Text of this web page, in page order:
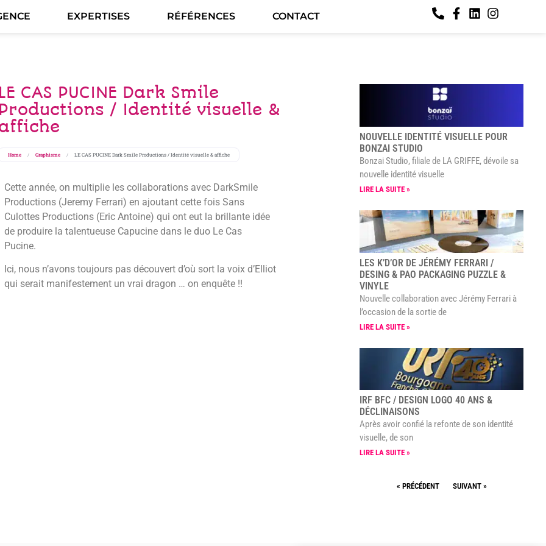
EXPERTISES RÉFÉRENCES CONTACT
CAS PUCINE Dark Smile
/ Identité visuelle &
Home / Graphisme / LE CAS PUCINE Dark Smile Productions / Identité visuelle & affiche
Cette année, on multiplie les collaborations avec DarkSmile
Productions (Jeremy Ferrari) en ajoutant cette fois Sans
Culottes Productions (Eric Antoine) qui ont eut la brillante idée
de produire la talentueuse Capucine dans le duo Le Cas
Pucine.
Ici, nous n’avons toujours pas découvert d’où sort la voix d’Elliot
qui serait manifestement un vrai dragon … on enquête !!
NOUVELLE IDENTITÉ VISUELLE POUR
BONZAI STUDIO
Bonzai Studio, filiale de LA GRIFFE, dévoile sa
nouvelle identité visuelle
LIRE LA SUITE »
LES K’D’OR DE JÉRÉMY FERRARI /
DESING & PAO PACKAGING PUZZLE &
VINYLE
Nouvelle collaboration avec Jérémy Ferrari à
l’occasion de la sortie de
LIRE LA SUITE »
IRF BFC / DESIGN LOGO 40 ANS &
DÉCLINAISONS
Après avoir confié la refonte de son identité
visuelle, de son
LIRE LA SUITE »
« PRÉCÉDENT SUIVANT »